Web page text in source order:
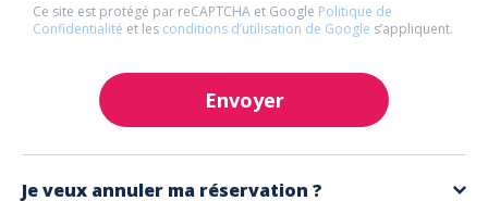
Ce site est protégé par reCAPTCHA et Google Politique de
Confidentialité et les conditions d’utilisation de Google s’appliquent.
Envoyer
Je veux annuler ma réservation ?